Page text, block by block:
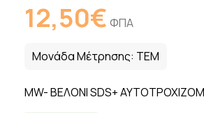
12,50€ ΦΠΑ
Μονάδα Μέτρησης: ΤΕΜ
MW- ΒΕΛΟΝΙ SDS+